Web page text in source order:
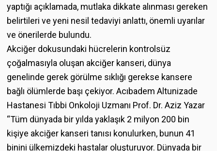
yaptığı açıklamada, mutlaka dikkate alınması gereken
belirtileri ve yeni nesil tedaviyi anlattı, önemli uyarılar
ve önerilerde bulundu.
Akciğer dokusundaki hücrelerin kontrolsüz
çoğalmasıyla oluşan akciğer kanseri, dünya
genelinde gerek görülme sıklığı gerekse kansere
bağlı ölümlerde başı çekiyor. Acıbadem Altunizade
Hastanesi Tıbbi Onkoloji Uzmanı Prof. Dr. Aziz Yazar
“Tüm dünyada bir yılda yaklaşık 2 milyon 200 bin
kişiye akciğer kanseri tanısı konulurken, bunun 41
binini ülkemizdeki hastalar oluşturuyor. Dünyada bir